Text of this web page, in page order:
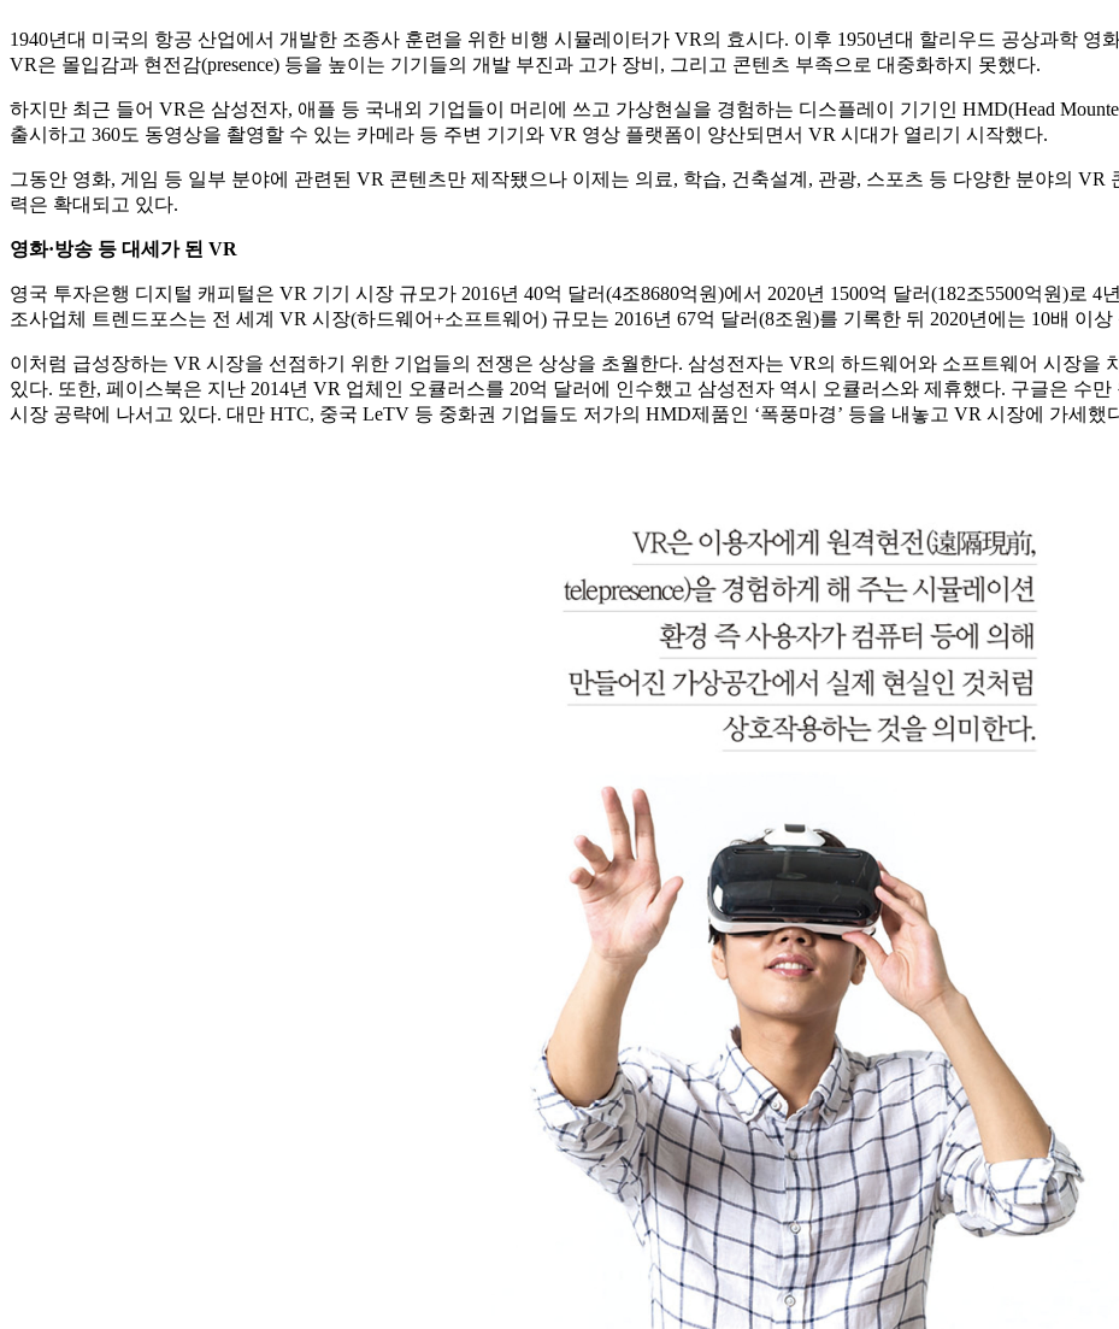
1940년대 미국의 항공 산업에서 개발한 조종사 훈련을 위한 비행 시뮬레이터가 VR의 효시다. 이후 1950년대 할리우드 공상과학
VR은 몰입감과 현전감(presence) 등을 높이는 기기들의 개발 부진과 고가 장비, 그리고 콘텐츠 부족으로 대중화하지 못했다.
하지만 최근 들어 VR은 삼성전자, 애플 등 국내외 기업들이 머리에 쓰고 가상현실을 경험하는 디스플레이 기기인 HMD(Head
출시하고 360도 동영상을 촬영할 수 있는 카메라 등 주변 기기와 VR 영상 플랫폼이 양산되면서 VR 시대가 열리기 시작했다.
그동안 영화, 게임 등 일부 분야에 관련된 VR 콘텐츠만 제작됐으나 이제는 의료, 학습, 건축설계, 관광, 스포츠 등 다양한 분야의
력은 확대되고 있다.
영화·방송 등 대세가 된 VR
영국 투자은행 디지털 캐피털은 VR 기기 시장 규모가 2016년 40억 달러(4조8680억원)에서 2020년 1500억 달러(182조5500억원)로
조사업체 트렌드포스는 전 세계 VR 시장(하드웨어+소프트웨어) 규모는 2016년 67억 달러(8조원)를 기록한 뒤 2020년에는 10배 이
이처럼 급성장하는 VR 시장을 선점하기 위한 기업들의 전쟁은 상상을 초월한다. 삼성전자는 VR의 하드웨어와 소프트웨어 시장을
있다. 또한, 페이스북은 지난 2014년 VR 업체인 오큘러스를 20억 달러에 인수했고 삼성전자 역시 오큘러스와 제휴했다. 구글은 수
시장 공략에 나서고 있다. 대만 HTC, 중국 LeTV 등 중화권 기업들도 저가의 HMD제품인 ‘폭풍마경’ 등을 내놓고 VR 시장에 가세했